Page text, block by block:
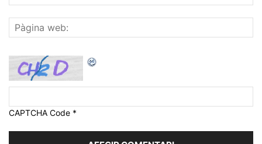
CAPTCHA Code *